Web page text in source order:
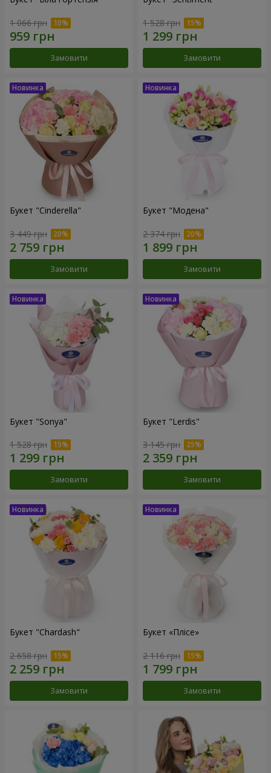
1 066 грн
Замовити
1 528 грн
Замовити
Букет "Cinderella"
3 449 грн
Замовити
Букет "Модена"
2 374 грн
Замовити
Букет "Sonya"
1 528 грн
Замовити
Букет "Lerdis"
3 145 грн
Замовити
Букет "Chardash"
2 658 грн
Замовити
Букет «Плісе»
2 116 грн
Замовити